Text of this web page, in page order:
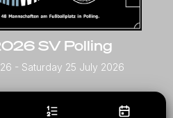
SV Polling
- Saturday 25 July 2026